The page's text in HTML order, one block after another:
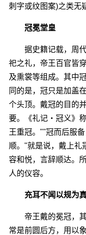
刺字或纹图案)之类无
冠冕堂皇
据史籍记载，周代
祀之礼，帝王百官皆
及熏裳等组成。其中
同的是，冠只是加盖
个头顶。戴冠的目的
要。《礼记・冠义》
王重冠。""冠而后服
顺。"就是说，戴上礼
容和悦，言辞顺达。
人的仪容。
充耳不闻以规为
帝王戴的冕冠，其
常是前圆后方，用以